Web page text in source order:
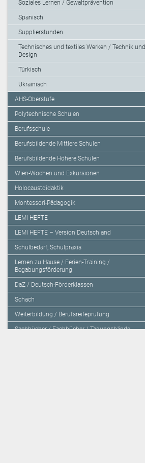
Soziales Lernen / Gewaltprävention
Spanisch
Supplierstunden
Technisches und textiles Werken / Technik und
Design
Türkisch
Ukrainisch
AHS-Oberstufe
Polytechnische Schulen
Berufsschule
Berufsbildende Mittlere Schulen
Berufsbildende Höhere Schulen
Wien-Wochen und Exkursionen
Holocaustdidaktik
Montessori-Pädagogik
LEMI HEFTE
LEMI HEFTE – Version Deutschland
Schulbedarf, Schulpraxis
Lernen zu Hause / Ferien-Training /
Begabungsförderung
DaZ / Deutsch-Förderklassen
Schach
Weiterbildung / Berufsreifeprüfung
Sachbücher / Fachbücher / Tagungsbände